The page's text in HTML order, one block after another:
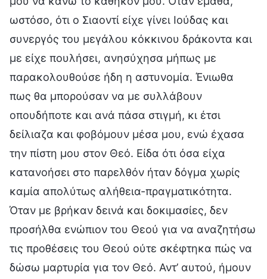
ωστόσο, ότι ο Σιαοντί είχε γίνει Ιούδας και
συνεργός του μεγάλου κόκκινου δράκοντα και
με είχε πουλήσει, ανησύχησα μήπως με
παρακολουθούσε ήδη η αστυνομία. Ένιωθα
πως θα μπορούσαν να με συλλάβουν
οπουδήποτε και ανά πάσα στιγμή, κι έτσι
δείλιαζα και φοβόμουν μέσα μου, ενώ έχασα
την πίστη μου στον Θεό. Είδα ότι όσα είχα
κατανοήσει στο παρελθόν ήταν δόγμα χωρίς
καμία απολύτως αλήθεια-πραγματικότητα.
Όταν με βρήκαν δεινά και δοκιμασίες, δεν
προσήλθα ενώπιον του Θεού για να αναζητήσω
τις προθέσεις του Θεού ούτε σκέφτηκα πώς να
δώσω μαρτυρία για τον Θεό. Αντ’ αυτού, ήμουν